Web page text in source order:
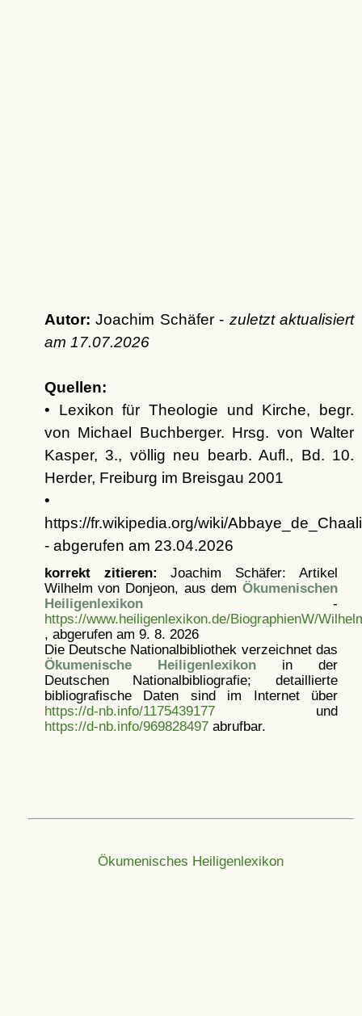
Autor: Joachim Schäfer - zuletzt aktualisiert
am 17.07.2026
Quellen:
• Lexikon für Theologie und Kirche, begr.
von Michael Buchberger. Hrsg. von Walter
Kasper, 3., völlig neu bearb. Aufl., Bd. 10.
Herder, Freiburg im Breisgau 2001
•
https://fr.wikipedia.org/wiki/
- abgerufen am 23.04.2026
korrekt zitieren: Joachim Schäfer: Artikel
Wilhelm von Donjeon, aus dem Ökumenischen
Heiligenlexikon-
https://www.heiligenlexikon.de/BiographienW/
, abgerufen am 9. 8. 2026
Die Deutsche Nationalbibliothek verzeichnet das
Ökumenische Heiligenlexikonin der
Deutschen Nationalbibliografie; detaillierte
bibliografische Daten sind im Internet über
https://d-nb.info/1175439177und
https://d-nb.info/969828497abrufbar.
Ökumenisches Heiligenlexikon